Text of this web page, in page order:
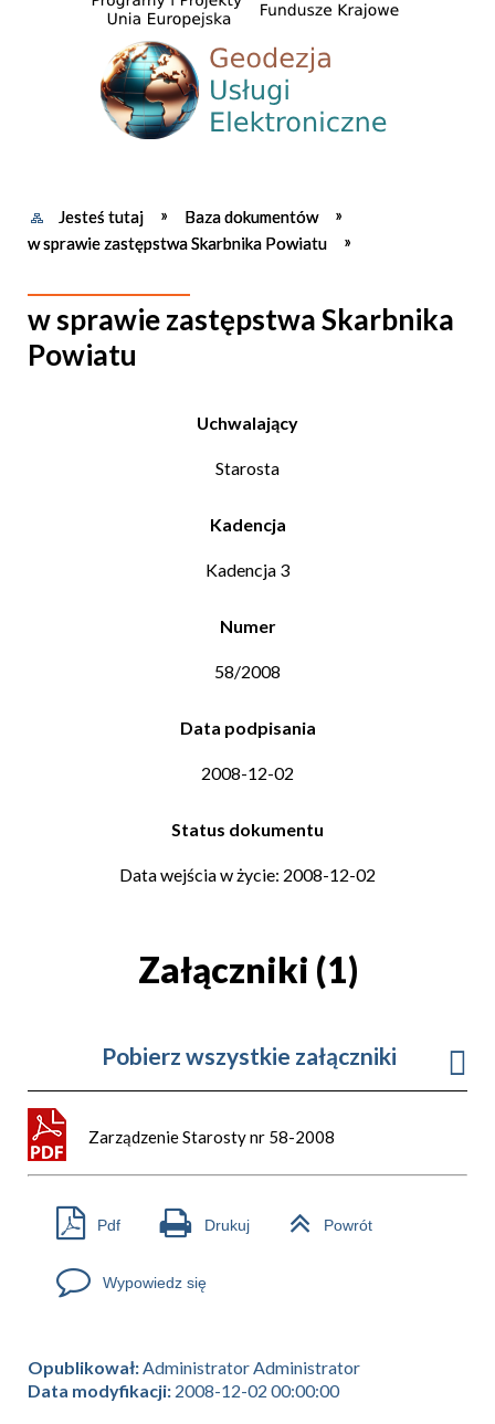
Jesteś tutaj
Baza dokumentów
w sprawie zastępstwa Skarbnika Powiatu
w sprawie zastępstwa Skarbnika
Powiatu
Uchwalający
Starosta
Kadencja
Kadencja 3
Numer
58/2008
Data podpisania
2008-12-02
Status dokumentu
Data wejścia w życie: 2008-12-02
Załączniki (1)
Pobierz wszystkie załączniki
Zarządzenie Starosty nr 58-2008
Pdf Drukuj Powrót
Wypowiedz się
Opublikował: Administrator Administrator
Data modyfikacji: 2008-12-02 00:00:00